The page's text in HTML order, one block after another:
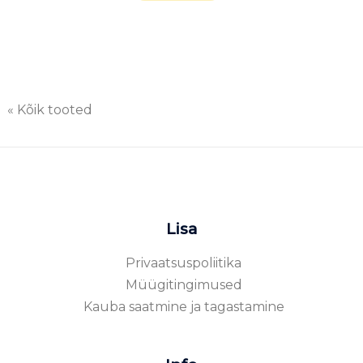
« Kõik tooted
Lisa
Privaatsuspoliitika
Müügitingimused
Kauba saatmine ja tagastamine